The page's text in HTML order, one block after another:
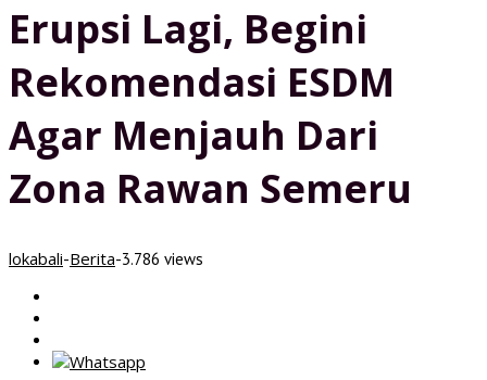
ESDM
Agar
Menjauh
Dari
Zona
Semeru
Erupsi Lagi, Begini
Rekomendasi ESDM
Agar Menjauh Dari
Zona Rawan Semeru
lokabali-Berita-3.786 views